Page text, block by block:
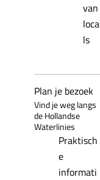
van
loca
ls
Plan je bezoek
Vind je weg langs
de Hollandse
Waterlinies
Praktisch
e
informati